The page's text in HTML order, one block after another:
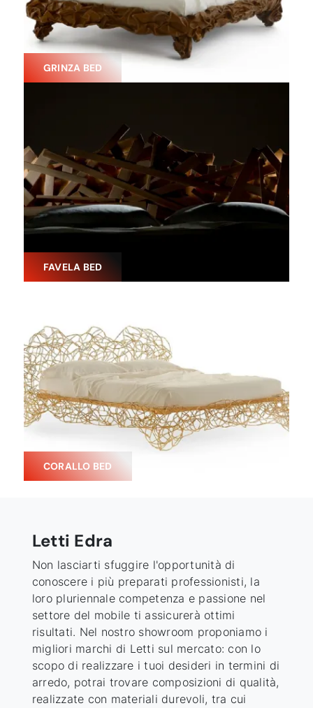
GRINZA BED
FAVELA BED
CORALLO BED
Letti Edra
Non lasciarti sfuggire l'opportunità di
conoscere i più preparati professionisti, la
loro pluriennale competenza e passione nel
settore del mobile ti assicurerà ottimi
risultati. Nel nostro showroom proponiamo i
migliori marchi di Letti sul mercato: con lo
scopo di realizzare i tuoi desideri in termini di
arredo, potrai trovare composizioni di qualità,
realizzate con materiali durevoli, tra cui